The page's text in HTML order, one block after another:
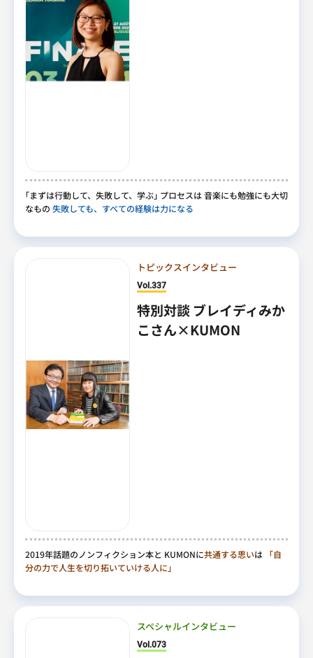
｢まずは行動して、 失敗して、 学ぶ｣ プロセスは 音楽にも勉強にも大切
なもの 失敗しても、すべての経験は力になる
トピックスインタビュー
Vol.337
特別対談 ブレイディみか
こさん×KUMON
2019年話題のノンフィクション本と KUMONに共通する思いは 「自
分の力で人生を切り拓いていける人に」
スペシャルインタビュー
Vol.073